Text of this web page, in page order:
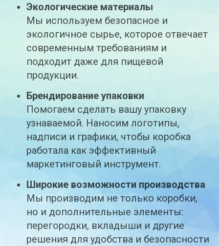
Экологические материалы
Мы используем безопасное и
экологичное сырье, которое отвечает
современным требованиям и
подходит даже для пищевой
продукции.
Брендирование упаковки
Помогаем сделать вашу упаковку
узнаваемой. Наносим логотипы,
надписи и графики, чтобы коробка
работала как эффективный
маркетинговый инструмент.
Широкие возможности производства
Мы производим не только коробки,
но и дополнительные элементы:
перегородки, вкладыши и другие
решения для удобства и безопасности